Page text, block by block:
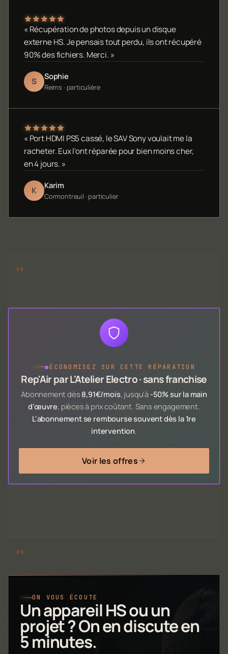
« Récupération de photos depuis un disque
externe HS. Je pensais tout perdu, ils ont récupéré
90% des fichiers. Merci. »
S Sophie
Reims · particulière
« Port HDMI PS5 cassé, le SAV Sony voulait me la
racheter. Eux l'ont réparée pour bien moins cher,
en 4 jours. »
K Karim
Cormontreuil · particulier
●ÉCONOMISEZ SUR CETTE RÉPARATION
Rep'Air par L'Atelier Electro · sans franchise
Abonnement dès 8,91€/mois, jusqu'à -50% sur la main
d'œuvre, pièces à prix coûtant. Sans engagement.
L'abonnement se rembourse souvent dès la 1re
intervention.
Voir les offres
ON VOUS ÉCOUTE
Un appareil HS ou un
projet ? On en discute en
5 minutes.